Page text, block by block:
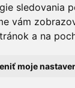
sledovania
vám
a na
moje
území